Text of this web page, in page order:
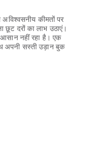
कीमतों पर
छूट दरों का लाभ उठाएं।
नहीं रहा है। एक
अपनी सस्ती उड़ान बुक